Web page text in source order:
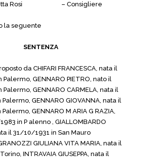
Rosi
– Consigliere
la seguente
SENTENZA
da CHIFARI FRANCESCA, nata il
GENNARO PIETRO, nato il
GENNARO CARMELA, nata il
GENNARO GIOVANNA, nata il
GENNARO M ARIA G RAZIA,
in P alenno , GIALLOMBARDO
il 31/10/1931 in San Mauro
GIULIANA VITA MARIA, nata il
INTRAVAIA GIUSEPPA, nata il